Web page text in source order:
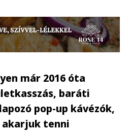
már 2016 óta
baráti
pop-up kávézók,
akarjuk tenni